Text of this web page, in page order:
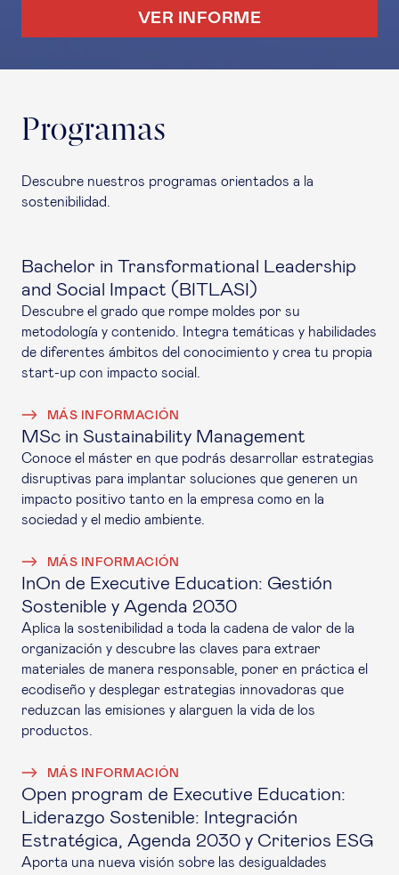
VER INFORME
Programas
Descubre nuestros programas orientados a la
sostenibilidad.
Bachelor in Transformational Leadership
and Social Impact (BITLASI)
Descubre el grado que rompe moldes por su
metodología y contenido. Integra temáticas y habilidades
de diferentes ámbitos del conocimiento y crea tu propia
start-up con impacto social.
MÁS INFORMACIÓN
MSc in Sustainability Management
Conoce el máster en que podrás desarrollar estrategias
disruptivas para implantar soluciones que generen un
impacto positivo tanto en la empresa como en la
sociedad y el medio ambiente.
MÁS INFORMACIÓN
InOn de Executive Education: Gestión
Sostenible y Agenda 2030
Aplica la sostenibilidad a toda la cadena de valor de la
organización y descubre las claves para extraer
materiales de manera responsable, poner en práctica el
ecodiseño y desplegar estrategias innovadoras que
reduzcan las emisiones y alarguen la vida de los
productos.
MÁS INFORMACIÓN
Open program de Executive Education:
Liderazgo Sostenible: Integración
Estratégica, Agenda 2030 y Criterios ESG
Aporta una nueva visión sobre las desigualdades